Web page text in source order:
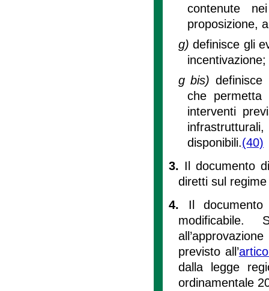
contenute
proposizione,
g)definisce gli
incentivazione;
g bis)definisce
che
interventi
disponibili.(40)
3. Il documento
diretti sul
4. Il
previsto all’
dalla legge
ordinamentale